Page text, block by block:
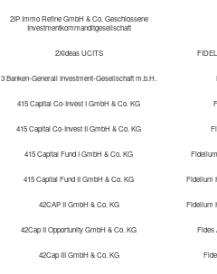
2IP Immo Refine GmbH & Co. Geschlossene
Investmentkommanditgesellschaft
2Xideas UCITS
3 Banken-Generali Investment-Gesellschaft m.b.H.
415 Capital Co-Invest I GmbH & Co. KG
415 Capital Co-Invest II GmbH & Co. KG
415 Capital Fund I GmbH & Co. KG
415 Capital Fund II GmbH & Co. KG Fidelium
42CAP II GmbH & Co. KG Fidelium
42Cap II Opportunity GmbH & Co. KG Fides
42Cap III GmbH & Co. KG